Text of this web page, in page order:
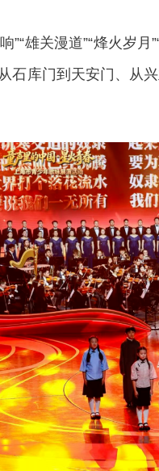
雄关漫道”“烽火岁月
石库门到天安门、从